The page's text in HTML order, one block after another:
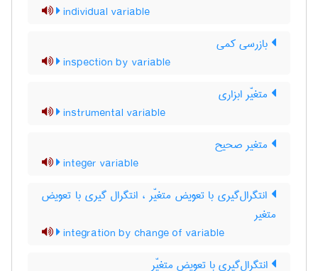
individual variable
بازرسی کمی
inspection by variable
متغیّر ابزاری
instrumental variable
متغیر صحیح
integer variable
انتگرال‌گیری با تعویض متغیّر ، انتگرال گیری با تعویض
متغیر
integration by change of variable
انتگرال‌گیری با تعویض متغیّر